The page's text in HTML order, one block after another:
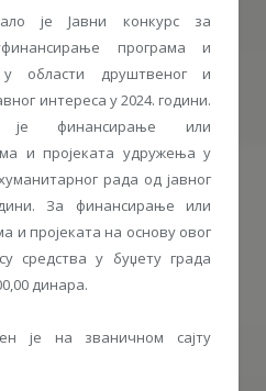
је Јавни конкурс за
програма и
у области друштвеног и
интереса у 2024. години.
је финансирање или
и пројеката удружења у
рада од јавног
За финансирање или
и пројеката на основу овог
средства у буџету града
динара.
је на званичном сајту